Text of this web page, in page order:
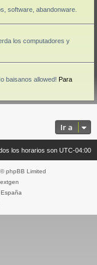
software, abandonware.
los computadores y
baisanos allowed! Para
Ir a
los horarios son UTC-04:00
phpBB Limited